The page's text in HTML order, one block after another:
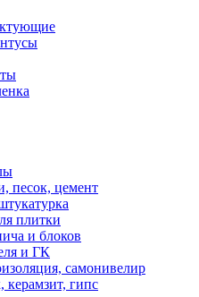
песок, цемент
плитки
и блоков
и ГК
самонивелир
керамзит, гипс